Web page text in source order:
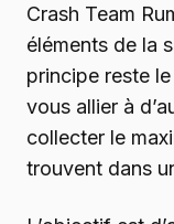
Crash Team
éléments de la
principe reste
vous allier à
collecter le
trouvent dans